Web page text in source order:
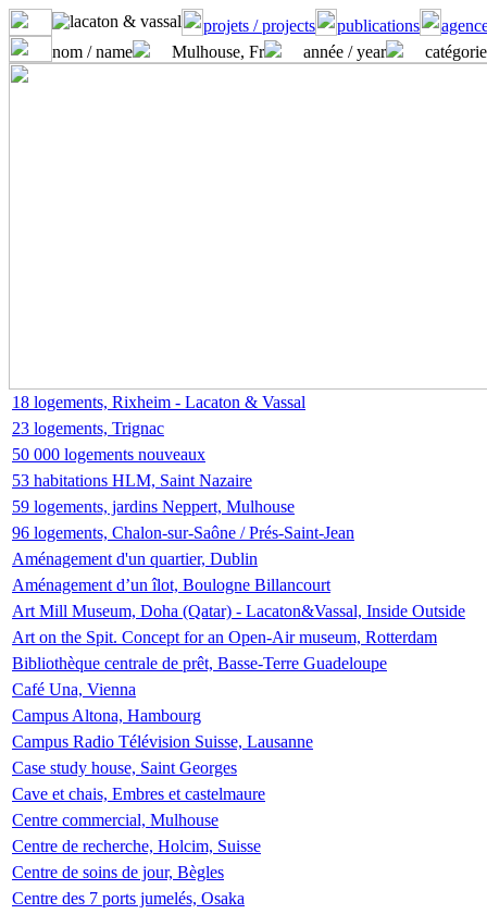
projets / projects publications
nom / name
Mulhouse, Fr année / year
18 logements, Rixheim - Lacaton & Vassal
23 logements, Trignac
50 000 logements nouveaux
53 habitations HLM, Saint Nazaire
59 logements, jardins Neppert, Mulhouse
96 logements, Chalon-sur-Saône / Prés-Saint-Jean
Aménagement d'un quartier, Dublin
Aménagement d’un îlot, Boulogne Billancourt
Art Mill Museum, Doha (Qatar) - Lacaton&Vassal, Inside Outside
Art on the Spit. Concept for an Open-Air museum, Rotterdam
Bibliothèque centrale de prêt, Basse-Terre Guadeloupe
Café Una, Vienna
Campus Altona, Hambourg
Campus Radio Télévision Suisse, Lausanne
Case study house, Saint Georges
Cave et chais, Embres et castelmaure
Centre commercial, Mulhouse
Centre de recherche, Holcim, Suisse
Centre de soins de jour, Bègles
Centre des 7 ports jumelés, Osaka